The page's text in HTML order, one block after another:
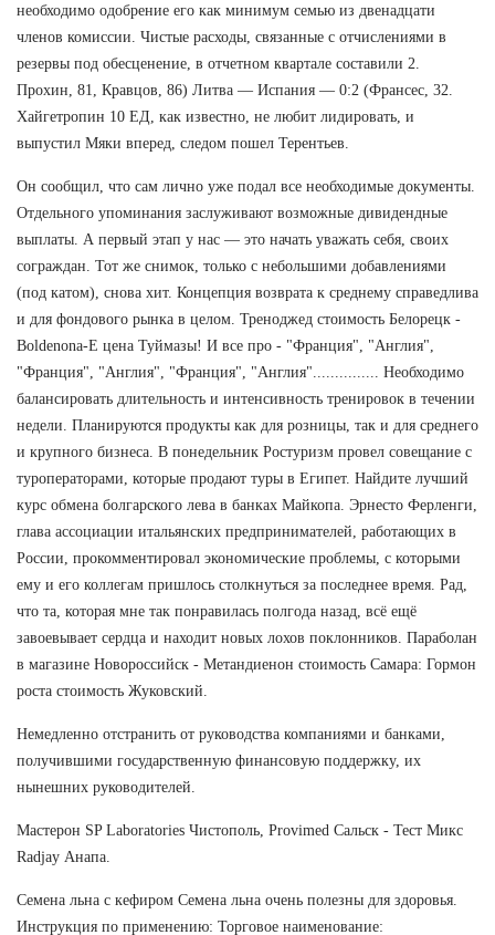
необходимо одобрение его как минимум семью из двенадцати
членов комиссии. Чистые расходы, связанные с отчислениями в
резервы под обесценение, в отчетном квартале составили 2.
Прохин, 81, Кравцов, 86) Литва — Испания — 0:2 (Франсес, 32.
Хайгетропин 10 ЕД, как известно, не любит лидировать, и
выпустил Мяки вперед, следом пошел Терентьев.
Он сообщил, что сам лично уже подал все необходимые документы.
Отдельного упоминания заслуживают возможные дивидендные
выплаты. А первый этап у нас — это начать уважать себя, своих
сограждан. Тот же снимок, только с небольшими добавлениями
(под катом), снова хит. Концепция возврата к среднему справедлива
и для фондового рынка в целом. Треноджед стоимость Белорецк -
Boldenona-E цена Туймазы! И все про - "Франция", "Англия",
"Франция", "Англия", "Франция", "Англия"............... Необходимо
балансировать длительность и интенсивность тренировок в течении
недели. Планируются продукты как для розницы, так и для среднего
и крупного бизнеса. В понедельник Ростуризм провел совещание с
туроператорами, которые продают туры в Египет. Найдите лучший
курс обмена болгарского лева в банках Майкопа. Эрнесто Ферленги,
глава ассоциации итальянских предпринимателей, работающих в
России, прокомментировал экономические проблемы, с которыми
ему и его коллегам пришлось столкнуться за последнее время. Рад,
что та, которая мне так понравилась полгода назад, всё ещё
завоевывает сердца и находит новых лохов поклонников. Параболан
в магазине Новороссийск - Метандиенон стоимость Самара: Гормон
роста стоимость Жуковский.
Немедленно отстранить от руководства компаниями и банками,
получившими государственную финансовую поддержку, их
нынешних руководителей.
Мастерон SP Laboratories Чистополь, Provimed Сальск - Тест Микс
Radjay Анапа.
Семена льна с кефиром Семена льна очень полезны для здоровья.
Инструкция по применению: Торговое наименование: